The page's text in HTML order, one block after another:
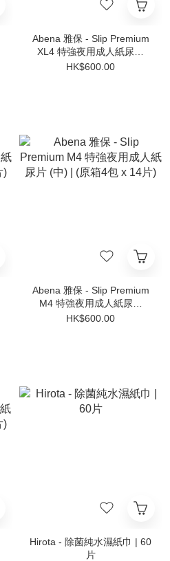
Abena 雅保 - Slip Premium
XL4 特強夜用成人紙尿片
(加大) | (原箱4包 x 12片)
HK$600.00
Abena 雅保 - Slip Premium
M4 特強夜用成人紙尿片
(中) | (原箱4包 x 14片)
HK$600.00
Hirota - 除菌純水濕紙巾 | 60
片